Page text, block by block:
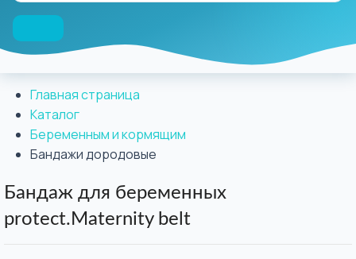
Главная страница
Каталог
Беременным и кормящим
Бандажи дородовые
Бандаж для беременных
protect.Maternity belt